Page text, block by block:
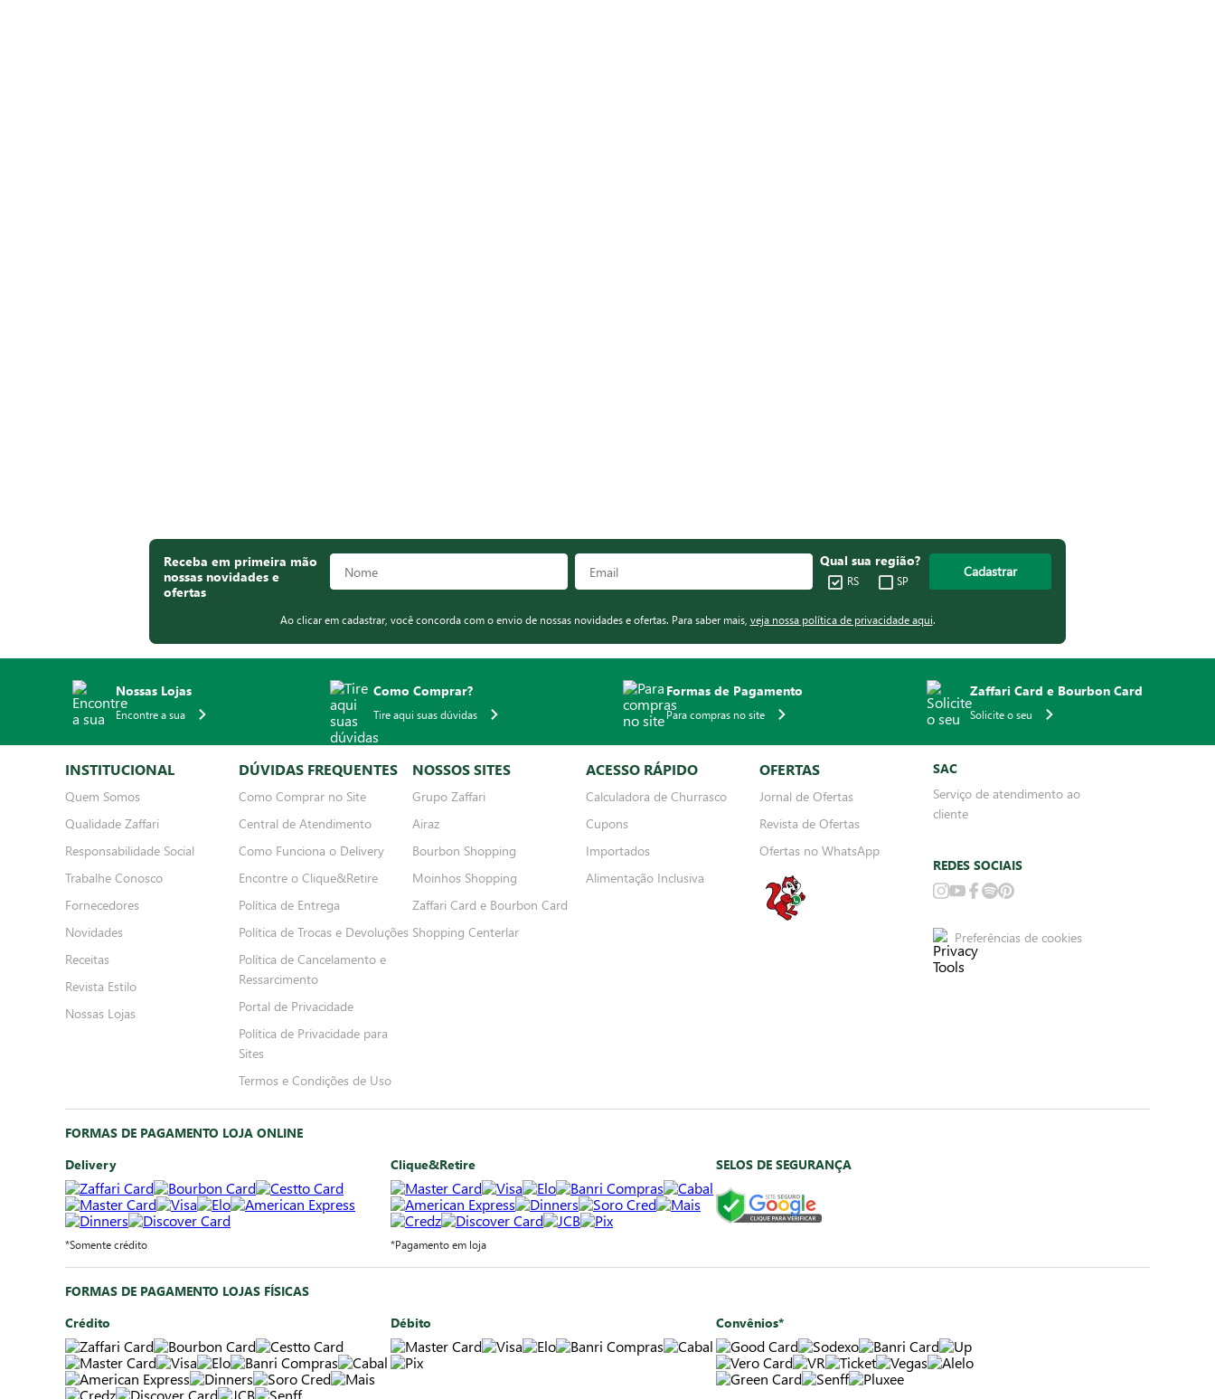
Receba em primeira mão
nossas novidades e
ofertas
Qual sua região?
RS SP
Cadastrar
Ao clicar em cadastrar, você concorda com o envio de nossas novidades e ofertas. Para saber mais, veja nossa política de privacidade aqui.
Nossas Lojas
Encontre a sua
Como Comprar?
Tire aqui suas dúvidas
Formas de Pagamento
Para compras no site
Zaffari Card e Bourbon Card
Solicite o seu
INSTITUCIONAL
Quem Somos
Qualidade Zaffari
Responsabilidade Social
Trabalhe Conosco
Fornecedores
Novidades
Receitas
Revista Estilo
Nossas Lojas
DÚVIDAS FREQUENTES
Como Comprar no Site
Central de Atendimento
Como Funciona o Delivery
Encontre o Clique&Retire
Política de Entrega
Política de Trocas e Devoluções
Política de Cancelamento e
Ressarcimento
Portal de Privacidade
Política de Privacidade para
Sites
Termos e Condições de Uso
NOSSOS SITES
Grupo Zaffari
Airaz
Bourbon Shopping
Moinhos Shopping
Zaffari Card e Bourbon Card
Shopping Centerlar
ACESSO RÁPIDO
Calculadora de Churrasco
Cupons
Importados
Alimentação Inclusiva
OFERTAS
Jornal de Ofertas
Revista de Ofertas
Ofertas no WhatsApp
SAC
Serviço de atendimento ao
cliente
REDES SOCIAIS
Preferências de cookies
FORMAS DE PAGAMENTO LOJA ONLINE
Delivery
*Somente crédito
Clique&Retire
*Pagamento em loja
SELOS DE SEGURANÇA
FORMAS DE PAGAMENTO LOJAS FÍSICAS
Crédito
Débito Convênios*